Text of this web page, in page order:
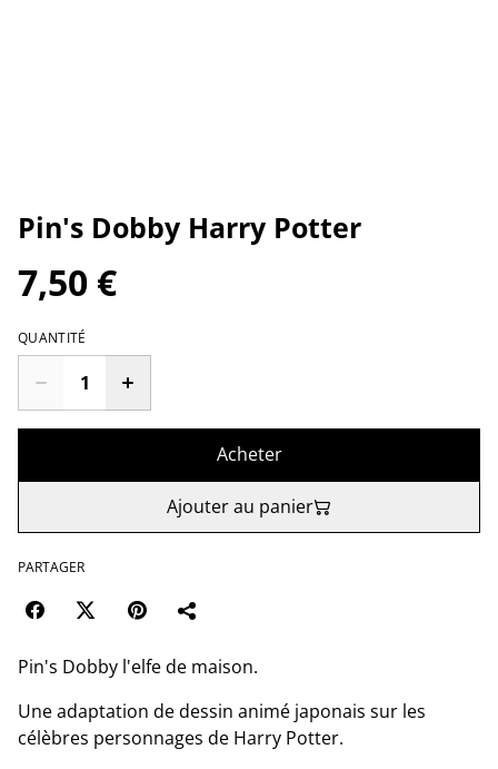
Pin's Dobby Harry Potter
7,50 €
QUANTITÉ
Acheter
Ajouter au panier
PARTAGER
Pin's Dobby l'elfe de maison.
Une adaptation de dessin animé japonais sur les
célèbres personnages de Harry Potter.